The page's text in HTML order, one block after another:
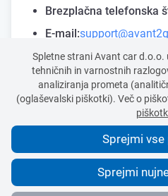
Brezplačna telefonska
E-mail:
Mednarodna številka
589 08 50
Spletne strani Avant car
tehničnih in varnostnih
analiziranja prometa
(oglaševalski piškotki). Več o
Sprejmi
Sprejmi